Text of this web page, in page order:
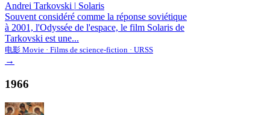
Andrei Tarkovski | Solaris
Souvent considéré comme la réponse soviétique
à 2001, l'Odyssée de l'espace, le film Solaris de
Tarkovski est une...
电影 Movie · Films de science-fiction · URSS
→
1966